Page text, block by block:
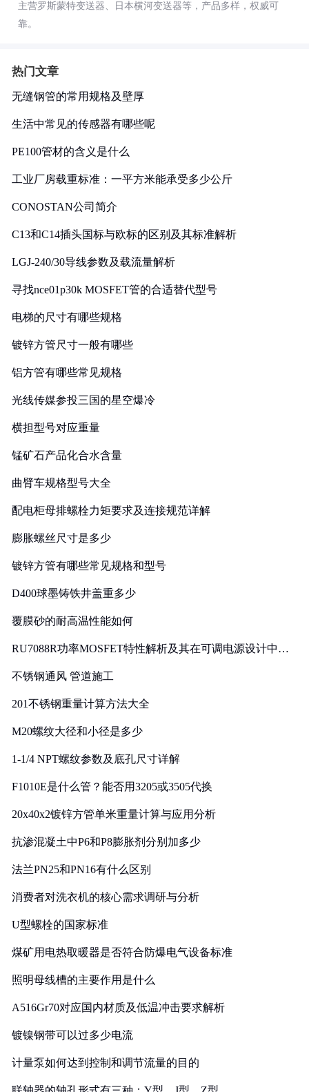
主营罗斯蒙特变送器、日本横河变送器等，产品多样，权威可
靠。
热门文章
无缝钢管的常用规格及壁厚
生活中常见的传感器有哪些呢
PE100管材的含义是什么
工业厂房载重标准：一平方米能承受多少公斤
CONOSTAN公司简介
C13和C14插头国标与欧标的区别及其标准解析
LGJ-240/30导线参数及载流量解析
寻找nce01p30k MOSFET管的合适替代型号
电梯的尺寸有哪些规格
镀锌方管尺寸一般有哪些
铝方管有哪些常见规格
光线传媒参投三国的星空爆冷
横担型号对应重量
锰矿石产品化合水含量
曲臂车规格型号大全
配电柜母排螺栓力矩要求及连接规范详解
膨胀螺丝尺寸是多少
镀锌方管有哪些常见规格和型号
D400球墨铸铁井盖重多少
覆膜砂的耐高温性能如何
RU7088R功率MOSFET特性解析及其在可调电源设计中的
不锈钢通风 管道施工
201不锈钢重量计算方法大全
M20螺纹大径和小径是多少
1-1/4 NPT螺纹参数及底孔尺寸详解
F1010E是什么管？能否用3205或3505代换
20x40x2镀锌方管单米重量计算与应用分析
抗渗混凝土中P6和P8膨胀剂分别加多少
法兰PN25和PN16有什么区别
消费者对洗衣机的核心需求调研与分析
U型螺栓的国家标准
煤矿用电热取暖器是否符合防爆电气设备标准
照明母线槽的主要作用是什么
A516Gr70对应国内材质及低温冲击要求解析
镀镍钢带可以过多少电流
计量泵如何达到控制和调节流量的目的